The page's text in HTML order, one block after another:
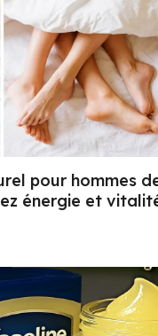
pour hommes
énergie et